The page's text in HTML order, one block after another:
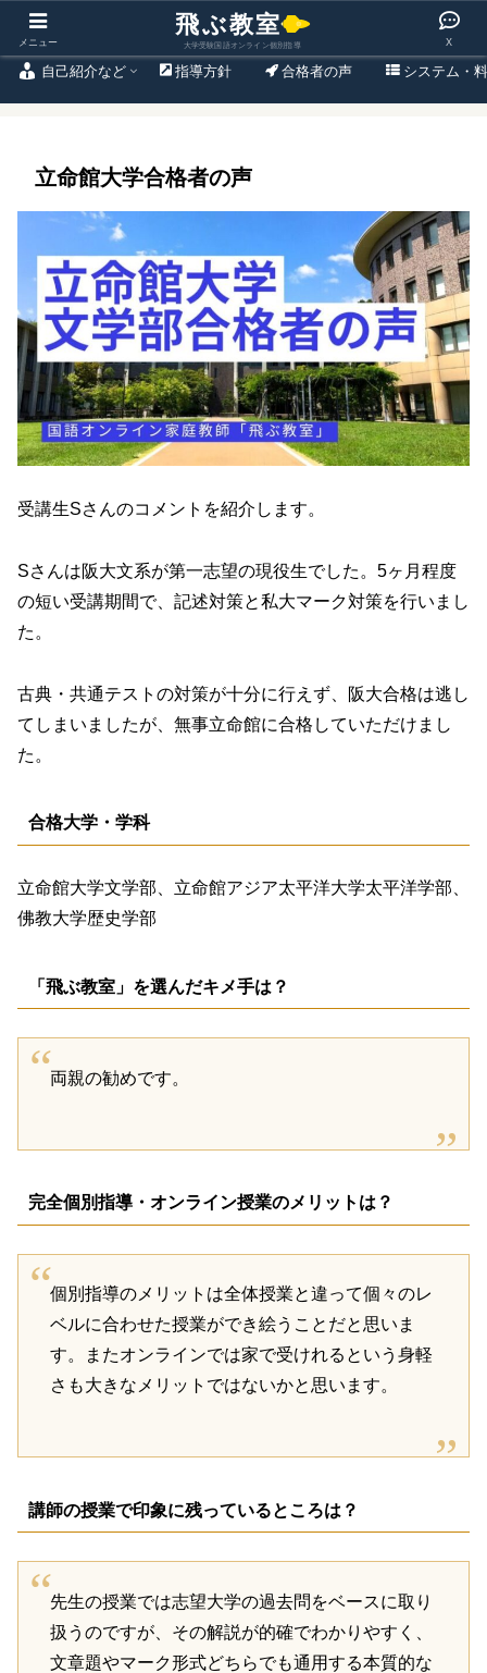
東大出身プロのオンライン大学受験国語専門塾
自己紹介など 指導方針 合格者の声 システム・
立命館大学合格者の声
受講生Sさんのコメントを紹介します。
Sさんは阪大文系が第一志望の現役生でした。5ヶ月程度
の短い受講期間で、記述対策と私大マーク対策を行いまし
た。
古典・共通テストの対策が十分に行えず、阪大合格は逃し
てしまいましたが、無事立命館に合格していただけまし
た。
合格大学・学科
立命館大学文学部、立命館アジア太平洋大学太平洋学部、
佛教大学歴史学部
「飛ぶ教室」を選んだキメ手は？
両親の勧めです。
完全個別指導・オンライン授業のメリットは？
個別指導のメリットは全体授業と違って個々のレ
ベルに合わせた授業ができ絵うことだと思いま
す。またオンラインでは家で受けれるという身軽
さも大きなメリットではないかと思います。
講師の授業で印象に残っているところは？
先生の授業では志望大学の過去問をベースに取り
扱うのですが、その解説が的確でわかりやすく、
文章題やマーク形式どちらでも通用する本質的な
メニュー X